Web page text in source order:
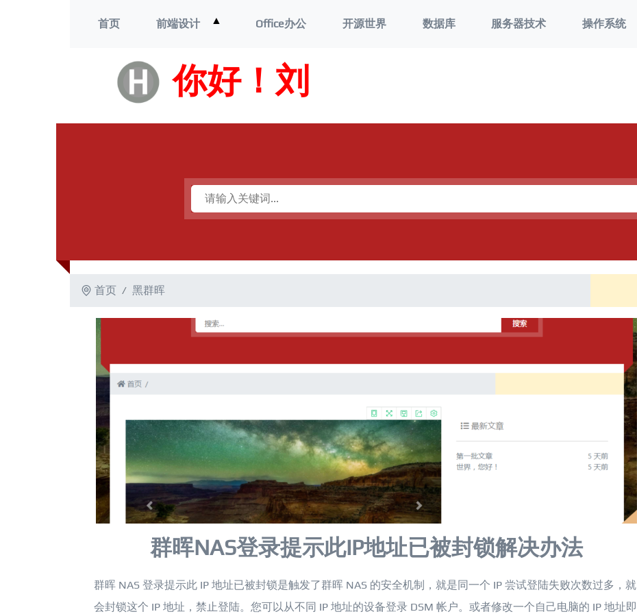
你好！刘
首页 前端设计 ▲
单
Office办公 开源世界 数据库 服务器技术 操作系统
首页 黑群晖
群晖NAS登录提示此IP地址已被封锁解决办法
群晖 NAS 登录提示此 IP 地址已被封锁是触发了群晖 NAS 的安全机制，就是同一个 IP 尝试登陆失败次数过多，就
会封锁这个 IP 地址，禁止登陆。您可以从不同 IP 地址的设备登录 DSM 帐户。或者修改一个自己电脑的 IP 地址即